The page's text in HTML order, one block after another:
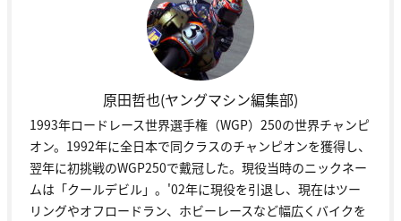
原田哲也(ヤングマシン編集部)
1993年ロードレース世界選手権（WGP）250の世界チャンピ
オン。1992年に全日本で同クラスのチャンピオンを獲得し、
翌年に初挑戦のWGP250で戴冠した。現役当時のニックネー
ムは「クールデビル」。'02年に現役を引退し、現在はツー
リングやオフロードラン、ホビーレースなど幅広くバイクを